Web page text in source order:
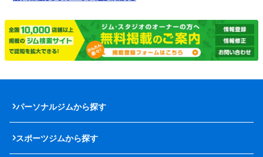
パーソナルジムから探す
スポーツジムから探す